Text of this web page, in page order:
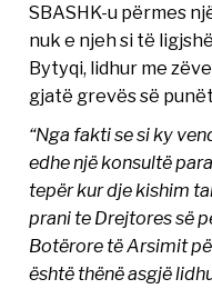
SBASHK-u përmes
nuk e njeh si të
Bytyqi, lidhur me
gjatë grevës së
“Nga fakti se si ky
edhe një konsultë
tepër kur dje kishim
prani te Drejtores së
Botërore të Arsimit
është thënë asgjë